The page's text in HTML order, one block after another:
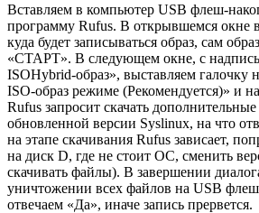
Вставляем в компьютер USB флеш-
программу Rufus. В открывшемся окне
куда будет записываться образ, сам
«СТАРТ». В следующем окне, с
ISOHybrid-образ», выставляем галочку
ISO-образ режиме (Рекомендуется)» и
Rufus запросит скачать
обновленной версии Syslinux, на что
на этапе скачивания Rufus зависает,
на диск D, где не стоит ОС, сменить
скачивать файлы). В завершении
уничтожении всех файлов на USB
отвечаем «Да», иначе запись прервется.